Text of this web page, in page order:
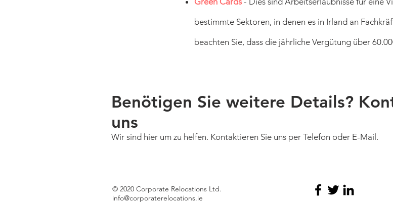
bestimmte Sektoren, in denen es in Irland an
beachten Sie, dass die jährliche Vergütung über
Benötigen Sie weitere Details?
uns
Wir sind hier um zu helfen. Kontaktieren Sie uns per Telefon oder E-Mail.
© 2020 Corporate Relocations Ltd.
info@corporaterelocations.ie